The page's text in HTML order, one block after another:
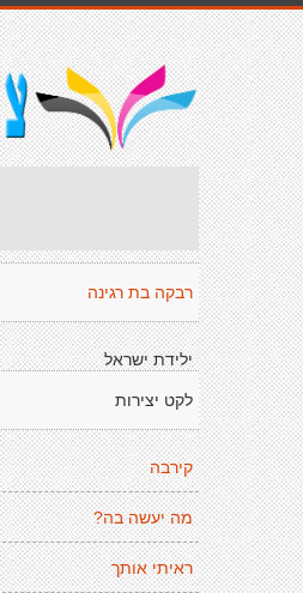
רבקה בת רגינה
ילידת ישראל
לקט יצירות
קירבה
מה יעשה בה?
ראיתי אותך